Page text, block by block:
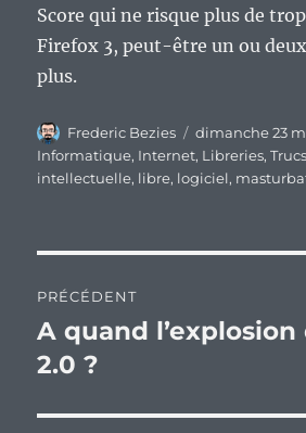
Score qui ne risque plus de
Firefox 3, peut-être un ou
plus.
Auteur
Frederic Bezies
Publié
le
dimanche 23
Informatique, Internet, Libreries,
intellectuelle, libre, logiciel,
de
l’article
PRÉCÉDENT
Publication
précédente :
A quand
2.0 ?